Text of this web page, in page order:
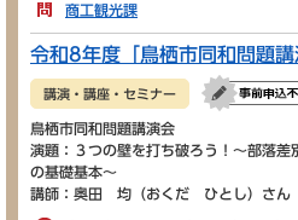
商工観光課
令和8年度「鳥栖市同和問題
講演・講座・セミナー
鳥栖市同和問題講演会
演題：３つの壁を打ち破ろう！～部落差
の基礎基本～
講師：奥田 均（おくだ ひとし）さん